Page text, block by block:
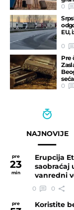
0
EU,
0
Pre
seća
0
NAJNOVIJE
pre
23
min
Erupcija
saobraćaj
vanredni
0 0
pre
Koristite